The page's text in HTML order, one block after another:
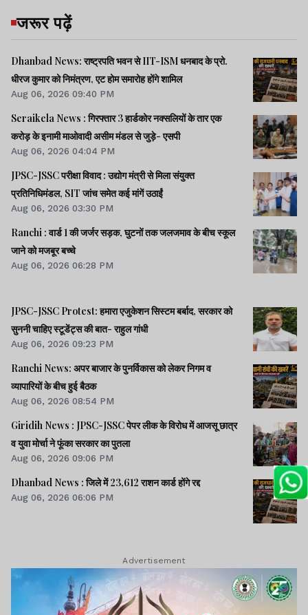
जरूर पढ़ें
Dhanbad News: राष्ट्रपति भवन से IIT-ISM धनबाद के प्रो.
धीरज कुमार को निमंत्रण, एट होम समारोह होंगे शामिल
Aug 06, 2026 09:40 PM
Seraikela News : गिरफ्तार 3 हार्डकोर नक्सलियों के तार एक
करोड़ के इनामी माओवादी असीम मंडल से जुड़े- एसपी
Aug 06, 2026 04:04 PM
JPSC-JSSC परीक्षा विवाद : उद्योग मंत्री से मिला संयुक्त
प्रतिनिधिमंडल, SIT जांच समेत कई मांगें उठाईं
Aug 06, 2026 03:30 PM
Ranchi : वार्ड 1 की जर्जर सड़क, घुटनों तक जलजमाव के बीच स्कूल
जाने को मजबूर बच्चे
Aug 06, 2026 06:28 PM
JPSC-JSSC Protest: हमारा एजुकेशन सिस्टम बर्बाद, सरकार को
सुननी चाहिए स्टूडेंट्स की बात- राहुल गांधी
Aug 06, 2026 09:23 PM
Ranchi News: अपर बाजार के पुनर्विकास को लेकर निगम व
व्यापारियों के बीच हुई बैठक
Aug 06, 2026 08:54 PM
Giridih News : JPSC-JSSC पेपर लीक के विरोध में आजसू छात्र
व युवा मोर्चा ने फूंका सरकार का पुतला
Aug 06, 2026 09:06 PM
Dhanbad News : जिले में 23,612 राशन कार्ड होंगे रद्द
Aug 06, 2026 06:06 PM
Advertisement